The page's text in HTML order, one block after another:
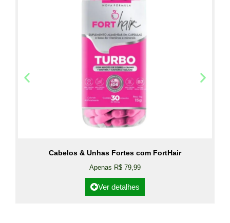
Cabelos & Unhas Fortes com FortHair
Apenas R$ 79,99
Ver detalhes